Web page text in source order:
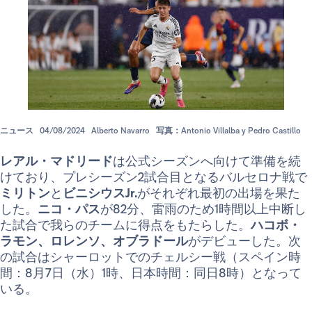
ニュース 04/08/2024 Alberto Navarro 写真：Antonio Villalba y Pedro Castillo
レアル・マドリードは公式シーズンへ向けて準備を続
けており、プレシーズン2試合目となるバルセロナ戦で
ミリトンと ビニシウスJr.がそれぞれ最初の出場を果た
した。 ニコ・パスが82分、雷雨のため1時間以上中断し
た試合で我らのチームに得点をもたらした。ハコボ・
ラモン、ロレンソ、オブラドールがデビューした。次
の試合はシャーロットでのチェルシー戦（スペイン時
間：8月7日（水）1時、日本時間：同日8時）となって
いる。